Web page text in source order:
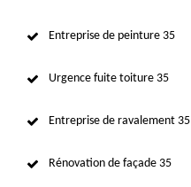
Entreprise de peinture 35
Urgence fuite toiture 35
Entreprise de ravalement 35
Rénovation de façade 35